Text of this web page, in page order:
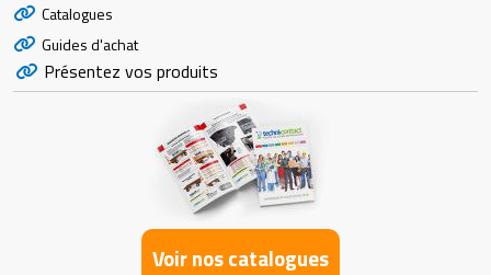
Catalogues
Guides d'achat
Présentez vos produits
Voir nos catalogues